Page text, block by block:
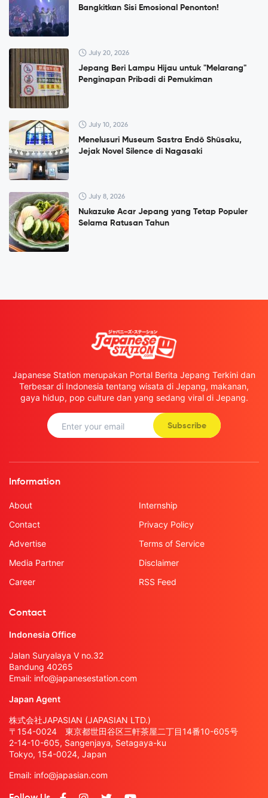
Bangkitkan Sisi Emosional Penonton!
July 20, 2026
Jepang Beri Lampu Hijau untuk "Melarang"
Penginapan Pribadi di Pemukiman
July 10, 2026
Menelusuri Museum Sastra Endō Shūsaku,
Jejak Novel Silence di Nagasaki
July 8, 2026
Nukazuke Acar Jepang yang Tetap Populer
Selama Ratusan Tahun
Japanese Station merupakan Portal Berita Jepang Terkini dan
Terbesar di Indonesia tentang wisata di Jepang, makanan,
gaya hidup, pop culture dan yang sedang viral di Jepang.
Subscribe
Information
About
Contact
Advertise
Media Partner
Career
Internship
Privacy Policy
Terms of Service
Disclaimer
RSS Feed
Contact
Indonesia Office
Jalan Suryalaya V no.32
Bandung 40265
Email: info@japanesestation.com
Japan Agent
株式会社JAPASIAN (JAPASIAN LTD.)
〒154-0024 東京都世田谷区三軒茶屋二丁目14番10-605号
2-14-10-605, Sangenjaya, Setagaya-ku
Tokyo, 154-0024, Japan
Email: info@japasian.com